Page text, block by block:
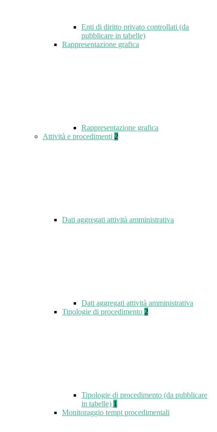
Enti di diritto privato controllati (da
pubblicare in tabelle)
Rappresentazione grafica
Rappresentazione grafica
Attività e procedimenti 2
Dati aggregati attività amministrativa
Dati aggregati attività amministrativa
Tipologie di procedimento 2
Tipologie di procedimento (da pubblicare
in tabelle) 1
Monitoraggio tempi procedimentali